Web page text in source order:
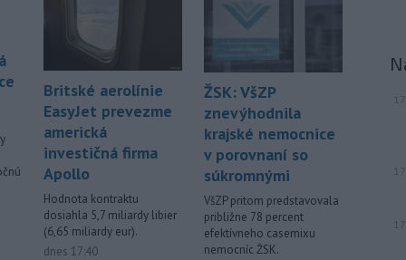
Filip Kuffa tvrdí,
komisia (EK) dala za pravdu v
zonáciám národných parkov (NP) a
naďalej je tak ohrozených 450
miliónov eur z plánu obnovy.
Britské aerolínie
EasyJet prevezme
americká
investičná firma
Apollo
Hodnota kontraktu
dosiahla 5,7 miliardy libier
(6,65 miliardy eur).
dnes 17:40
ŽSK: VšZP
znevýhodnila
krajské nemocnice
v porovnaní so
súkromnými
VšZP pritom predstavovala
približne 78 percent
efektívneho casemixu
nemocníc ŽSK.